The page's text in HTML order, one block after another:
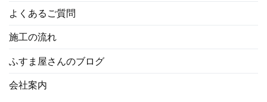
よくあるご質問
施工の流れ
ふすま屋さんのブログ
会社案内